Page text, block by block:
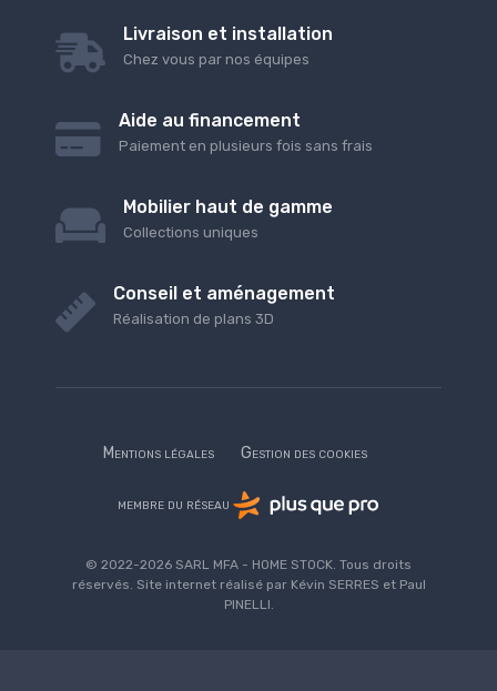
Livraison et installation
Chez vous par nos équipes
Aide au financement
Paiement en plusieurs fois sans frais
Mobilier haut de gamme
Collections uniques
Conseil et aménagement
Réalisation de plans 3D
Mentions légales Gestion des cookies
membre du réseau
© 2022-2026 SARL MFA - HOME STOCK. Tous droits
réservés. Site internet réalisé par Kévin SERRES et Paul
PINELLI.